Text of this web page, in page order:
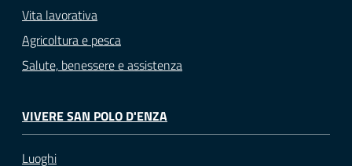
Vita lavorativa
Agricoltura e pesca
Salute, benessere e assistenza
VIVERE SAN POLO D'ENZA
Luoghi